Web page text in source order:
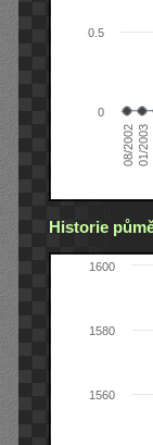
08/200201/2003
0
0.5
Historie
1560
1580
1600